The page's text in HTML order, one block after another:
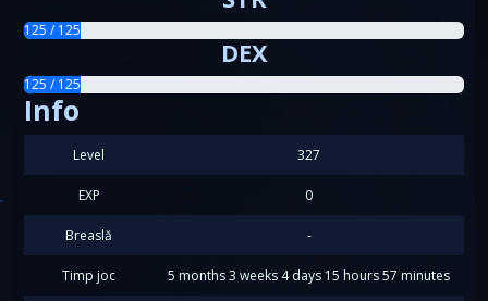
125 / 125
DEX
125 / 125
Info
Level 327
EXP 0
Breaslă -
Timp joc 5 months 3 weeks 4 days 15 hours 57 minutes